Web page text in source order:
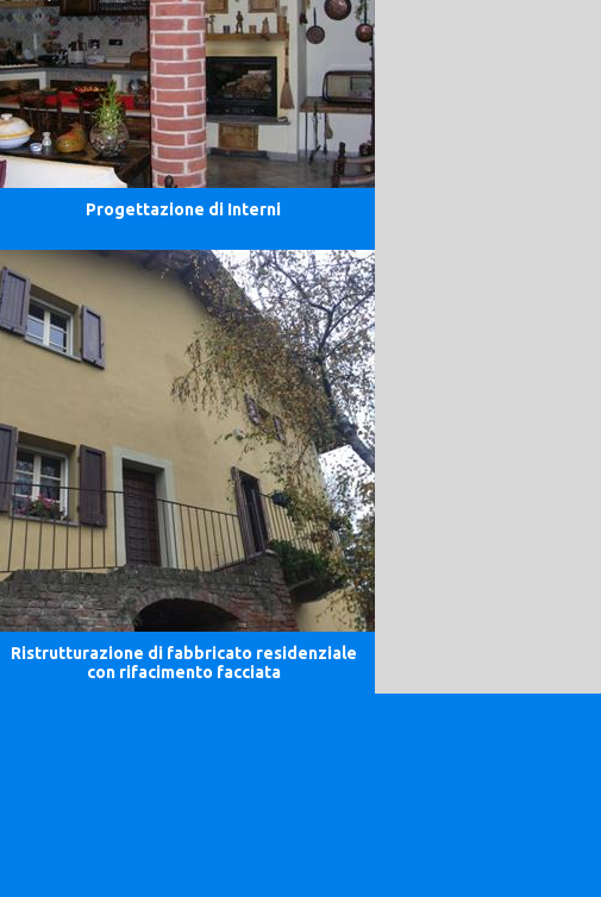
Progettazione di Interni
Ristrutturazione di fabbricato residenziale
con rifacimento facciata